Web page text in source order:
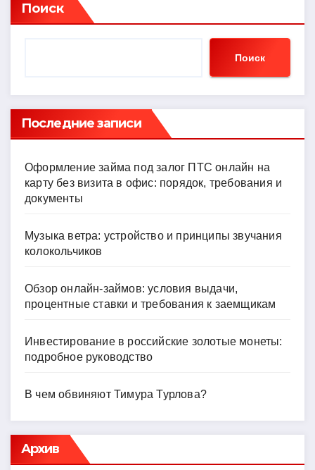
Поиск
Поиск
Последние записи
Оформление займа под залог ПТС онлайн на
карту без визита в офис: порядок, требования и
документы
Музыка ветра: устройство и принципы звучания
колокольчиков
Обзор онлайн-займов: условия выдачи,
процентные ставки и требования к заемщикам
Инвестирование в российские золотые монеты:
подробное руководство
В чем обвиняют Тимура Турлова?
Архив